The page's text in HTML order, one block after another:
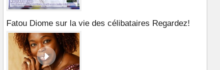
Fatou Diome sur la vie des célibataires Regardez!